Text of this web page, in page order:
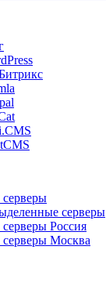
серверы
Россия
Москва